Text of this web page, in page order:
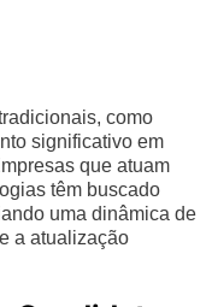
como
significativo em
que atuam
têm buscado
uma dinâmica de
a atualização